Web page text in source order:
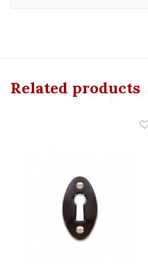
Related products
Related